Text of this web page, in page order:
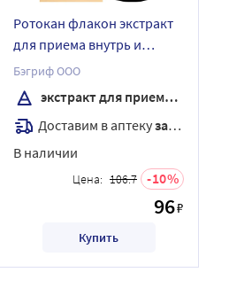
Ротокан флакон экстракт
для приема внутрь и
местного применения
жидкий 50 мл
Бэгриф ООО
экстракт для приема внутрь жидкий
Доставим в аптекузавтра
В наличии
Цена: 106.7 10
96₽
Купить